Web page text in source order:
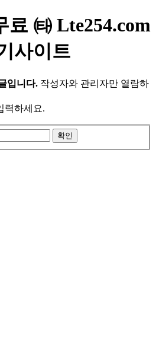
료 ㈙ Lte254.com
사이트
입니다. 작성자와 관리자만 열람하
력하세요.